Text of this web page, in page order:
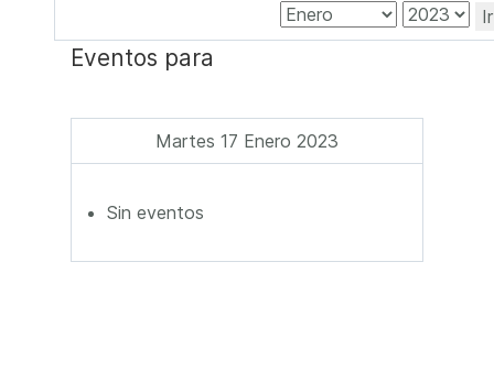
Eventos para
Martes 17 Enero 2023
Sin eventos